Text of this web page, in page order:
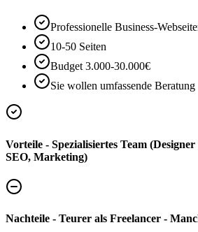
Professionelle Business-
10-50 Seiten
Budget 3.000-30.000€
Sie wollen umfassende Beratung
Vorteile - Spezialisiertes Team
SEO, Marketing)
Nachteile - Teurer als Freelancer -